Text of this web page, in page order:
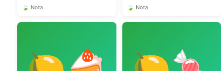
🍃 Nota 🍃 Nota